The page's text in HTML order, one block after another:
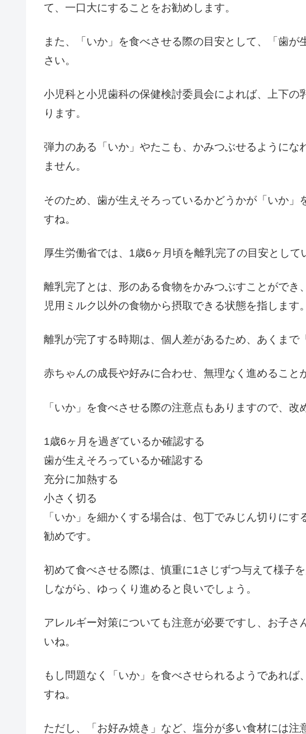
て、一口大にすることをお勧めします。
また、「いか」を食べさせる際の目安として、「歯
さい。
小児科と小児歯科の保健検討委員会によれば、上下
ります。
弾力のある「いか」やたこも、かみつぶせるように
ません。
そのため、歯が生えそろっているかどうかが「いか」
すね。
厚生労働省では、1歳6ヶ月頃を離乳完了の目安として
離乳完了とは、形のある食物をかみつぶすことがで
児用ミルク以外の食物から摂取できる状態を指します。
離乳が完了する時期は、個人差があるため、あくまで
赤ちゃんの成長や好みに合わせ、無理なく進めること
「いか」を食べさせる際の注意点もありますので、改
1歳6ヶ月を過ぎているか確認する
歯が生えそろっているか確認する
充分に加熱する
小さく切る
「いか」を細かくする場合は、包丁でみじん切りに
勧めです。
初めて食べさせる際は、慎重に1さじずつ与えて様子
しながら、ゆっくり進めると良いでしょう。
アレルギー対策についても注意が必要ですし、お子さ
いね。
もし問題なく「いか」を食べさせられるようであれ
すね。
ただし、「お好み焼き」など、塩分が多い食材には注